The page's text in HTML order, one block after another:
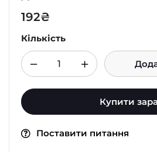
192₴
Кількість
Купити
Поставити питання